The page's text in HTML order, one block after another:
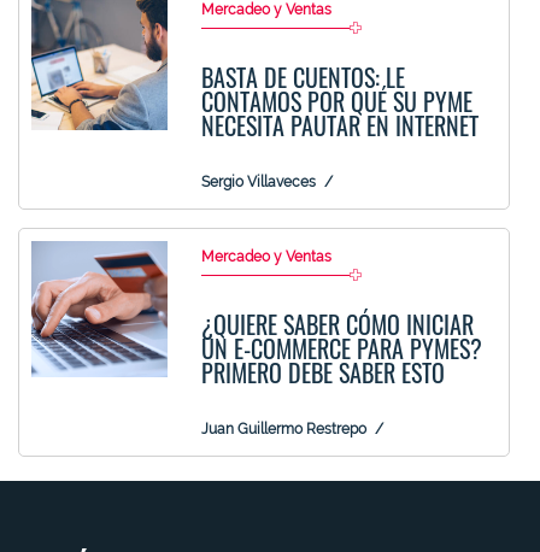
Mercadeo y Ventas
BASTA DE CUENTOS: LE
CONTAMOS POR QUÉ SU PYME
NECESITA PAUTAR EN INTERNET
Sergio Villaveces
Mercadeo y Ventas
¿QUIERE SABER CÓMO INICIAR
UN E-COMMERCE PARA PYMES?
PRIMERO DEBE SABER ESTO
Juan Guillermo Restrepo